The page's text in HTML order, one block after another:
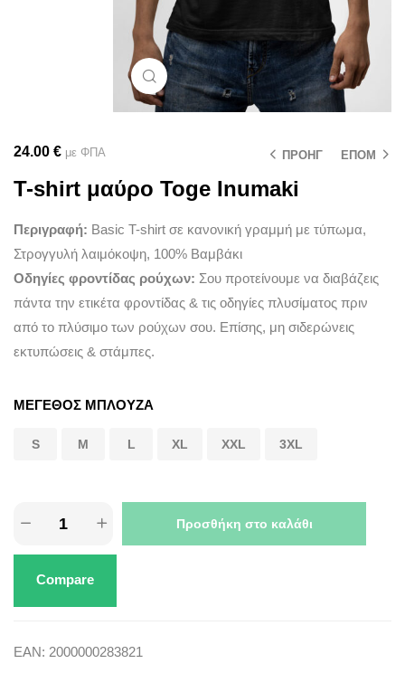
Μεγέθυνση
ΠΡΟΗΓ ΕΠΟΜ
24.00 € με ΦΠΑ
T-shirt μαύρο Toge Inumaki
Περιγραφή: Basic T-shirt σε κανονική γραμμή με τύπωμα,
Στρογγυλή λαιμόκοψη, 100% Βαμβάκι
Οδηγίες φροντίδας ρούχων: Σου προτείνουμε να διαβάζεις
πάντα την ετικέτα φροντίδας & τις οδηγίες πλυσίματος πριν
από το πλύσιμο των ρούχων σου. Επίσης, μη σιδερώνεις
εκτυπώσεις & στάμπες.
ΜΕΓΕΘΟΣ ΜΠΛΟΥΖΑ
S M L XL XXL 3XL
Προσθήκη στο καλάθι
Compare
EAN: 2000000283821